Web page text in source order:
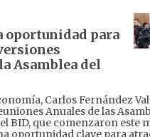
oportunidad para
Asamblea del
Carlos Fernández
Anuales de las
BID, que comenzaron este
oportunidad clave para